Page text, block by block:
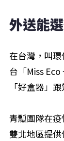
外送能
在台灣，叫
台「Miss
「好盒器」
青瓢團隊在
雙北地區提